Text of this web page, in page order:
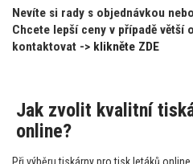
Nevíte si rady s objednávkou
Chcete lepší ceny v případě větší
kontaktovat -> klikněte ZDE
Jak zvolit kvalitní
online?